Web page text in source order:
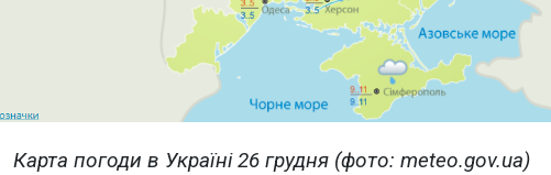
Карта погоди в Україні 26 грудня (фото: meteo.gov.ua)